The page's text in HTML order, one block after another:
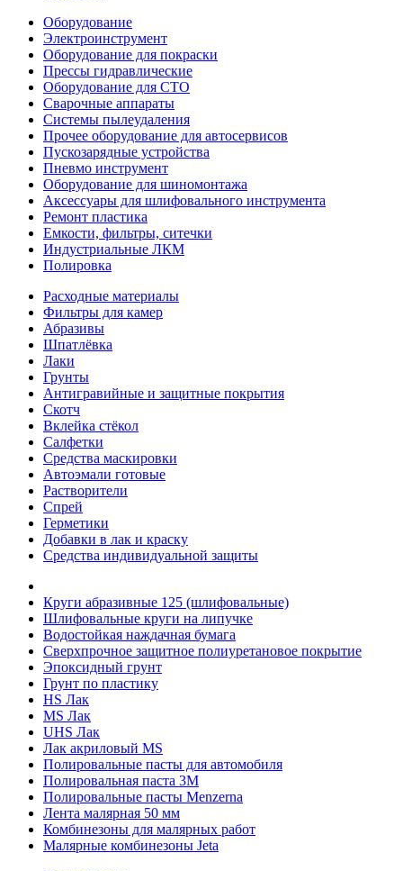
Оборудование
Электроинструмент
Оборудование для покраски
Прессы гидравлические
Оборудование для СТО
Сварочные аппараты
Системы пылеудаления
Прочее оборудование для автосервисов
Пускозарядные устройства
Пневмо инструмент
Оборудование для шиномонтажа
Аксессуары для шлифовального инструмента
Ремонт пластика
Емкости, фильтры, ситечки
Индустриальные ЛКМ
Полировка
Расходные материалы
Фильтры для камер
Абразивы
Шпатлёвка
Лаки
Грунты
Антигравийные и защитные покрытия
Скотч
Вклейка стёкол
Салфетки
Средства маскировки
Автоэмали готовые
Растворители
Спрей
Герметики
Добавки в лак и краску
Средства индивидуальной защиты
Круги абразивные 125 (шлифовальные)
Шлифовальные круги на липучке
Водостойкая наждачная бумага
Сверхпрочное защитное полиуретановое покрытие
Эпоксидный грунт
Грунт по пластику
HS Лак
MS Лак
UHS Лак
Лак акриловый MS
Полировальные пасты для автомобиля
Полировальная паста 3М
Полировальные пасты Menzerna
Лента малярная 50 мм
Комбинезоны для малярных работ
Малярные комбинезоны Jeta